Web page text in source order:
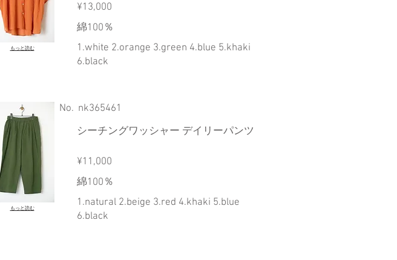
もっと読む
¥13,000
綿100％
1.white 2.orange 3.green 4.blue 5.khaki
6.black
もっと読む
​No. nk365461
シーチングワッシャー デイリーパンツ
¥11,000
綿100％
1.natural 2.beige 3.red 4.khaki 5.blue
6.black